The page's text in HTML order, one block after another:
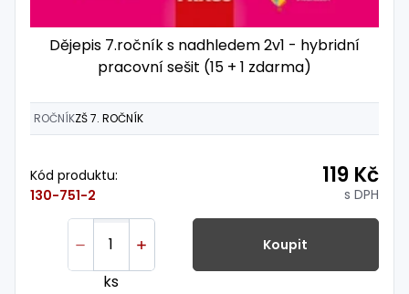
Dějepis 7.ročník s nadhledem 2v1 - hybridní
pracovní sešit (15 + 1 zdarma)
ROČNÍKZŠ 7. ROČNÍK
Kód produktu:
130-751-2
119 Kč
s DPH
ks
Koupit